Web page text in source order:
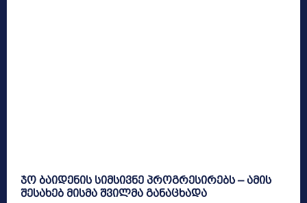
ჯო ბაიდენის სიმსივნე პროგრესირებს – ამის
შესახებ მისმა შვილმა განაცხადა